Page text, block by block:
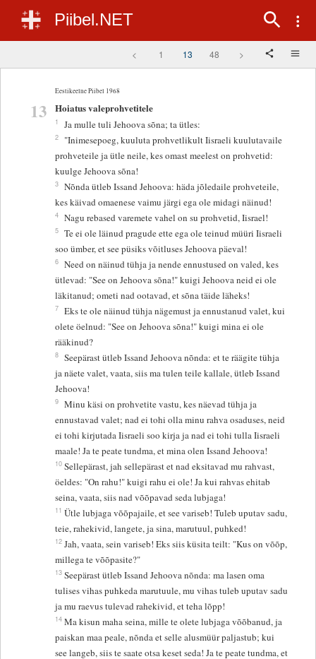
Piibel.NET
< 1 13 48 >
Eestikeelne Piibel 1968
13 Hoiatus valeprohvetitele
1 Ja mulle tuli Jehoova sõna; ta ütles:
2
"Inimesepoeg, kuuluta prohvetlikult Iisraeli kuulutavaile
prohveteile ja ütle neile, kes omast meelest on prohvetid:
kuulge Jehoova sõna!
3 Nõnda ütleb Issand Jehoova: häda jõledaile prohveteile,
kes käivad omaenese vaimu järgi ega ole midagi näinud!
4 Nagu rebased varemete vahel on su prohvetid, Iisrael!
5 Te ei ole läinud pragude ette ega ole teinud müüri Iisraeli
soo ümber, et see püsiks võitluses Jehoova päeval!
6 Need on näinud tühja ja nende ennustused on valed, kes
ütlevad: "See on Jehoova sõna!" kuigi Jehoova neid ei ole
läkitanud; ometi nad ootavad, et sõna täide läheks!
7 Eks te ole näinud tühja nägemust ja ennustanud valet, kui
olete öelnud: "See on Jehoova sõna!" kuigi mina ei ole
rääkinud?
8 Seepärast ütleb Issand Jehoova nõnda: et te räägite tühja
ja näete valet, vaata, siis ma tulen teile kallale, ütleb Issand
Jehoova!
9 Minu käsi on prohvetite vastu, kes näevad tühja ja
ennustavad valet; nad ei tohi olla minu rahva osaduses, neid
ei tohi kirjutada Iisraeli soo kirja ja nad ei tohi tulla Iisraeli
maale! Ja te peate tundma, et mina olen Issand Jehoova!
10 Sellepärast, jah sellepärast et nad eksitavad mu rahvast,
öeldes: "On rahu!" kuigi rahu ei ole! Ja kui rahvas ehitab
seina, vaata, siis nad võõpavad seda lubjaga!
11 Ütle lubjaga võõpajaile, et see variseb! Tuleb uputav sadu,
teie, rahekivid, langete, ja sina, marutuul, puhked!
12 Jah, vaata, sein variseb! Eks siis küsita teilt: "Kus on võõp,
millega te võõpasite?"
13 Seepärast ütleb Issand Jehoova nõnda: ma lasen oma
tulises vihas puhkeda marutuule, mu vihas tuleb uputav sadu
ja mu raevus tulevad rahekivid, et teha lõpp!
14 Ma kisun maha seina, mille te olete lubjaga võõbanud, ja
paiskan maa peale, nõnda et selle alusmüür paljastub; kui
see langeb, siis te saate otsa keset seda! Ja te peate tundma, et